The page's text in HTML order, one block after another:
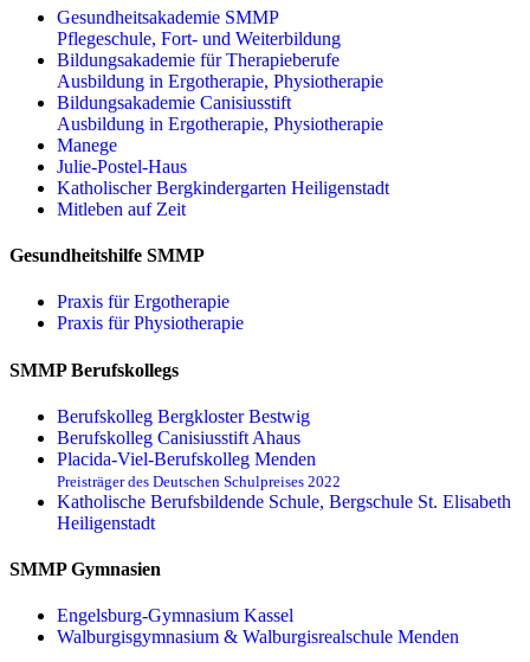
Gesundheitsakademie SMMP
Pflegeschule, Fort- und Weiterbildung
Bildungsakademie für Therapieberufe
Ausbildung in Ergotherapie, Physiotherapie
Bildungsakademie Canisiusstift
Ausbildung in Ergotherapie, Physiotherapie
Manege
Julie-Postel-Haus
Katholischer Bergkindergarten Heiligenstadt
Mitleben auf Zeit
Gesundheitshilfe SMMP
Praxis für Ergo­therapie
Praxis für Physio­therapie
SMMP Berufskollegs
Berufskolleg Bergkloster Bestwig
Berufskolleg Canisiusstift Ahaus
Placida-Viel-Berufskolleg Menden
Preisträger des Deutschen Schulpreises 2022
Katholische Berufsbildende Schule, Bergschule St. Elisabeth
Heiligenstadt
SMMP Gymnasien
Engelsburg-Gymnasium Kassel
Walburgisgymnasium & Walburgisrealschule Menden